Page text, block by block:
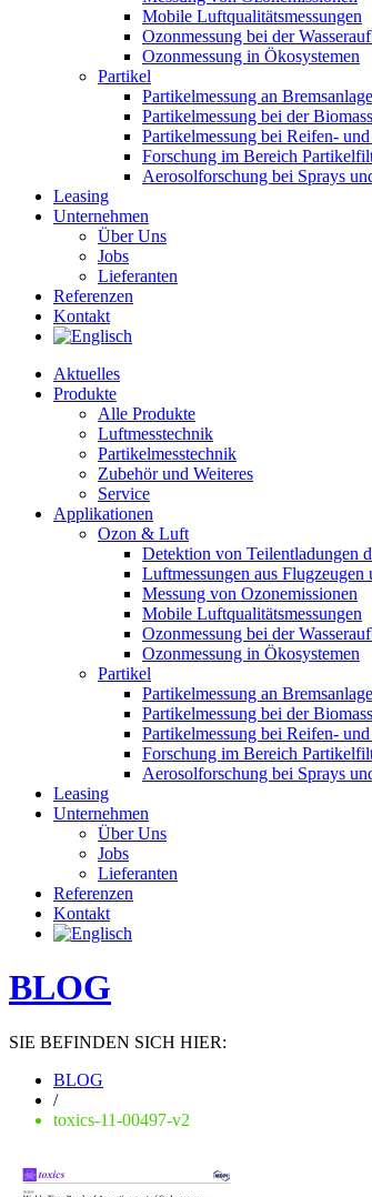
Mobile Luftqualitätsmessungen
Ozonmessung bei der
Ozonmessung in Ökosystemen
Partikel
Partikelmessung an
Partikelmessung bei der
Partikelmessung bei Reifen-
Forschung im Bereich
Aerosolforschung bei Sprays
Leasing
Unternehmen
Über Uns
Jobs
Lieferanten
Referenzen
Kontakt
Aktuelles
Produkte
Alle Produkte
Luftmesstechnik
Partikelmesstechnik
Zubehör und Weiteres
Service
Applikationen
Ozon & Luft
Detektion von Teilentladungen
Luftmessungen aus Flugzeugen
Messung von Ozonemissionen
Mobile Luftqualitätsmessungen
Ozonmessung bei der
Ozonmessung in Ökosystemen
Partikel
Partikelmessung an
Partikelmessung bei der
Partikelmessung bei Reifen-
Forschung im Bereich
Aerosolforschung bei Sprays
Leasing
Unternehmen
Über Uns
Jobs
Lieferanten
Referenzen
Kontakt
BLOG
SIE BEFINDEN SICH HIER:
BLOG
/
toxics-11-00497-v2